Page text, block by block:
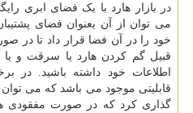
در بازار هارد با یک فضای ابری
می توان از آن بعنوان فضای
خود را در آن فضا قرار داد تا در
قبیل گم کردن هارد یا سرقت و
اطلاعات خود داشته باشید. در
قابلیتی موجود می باشد که می
گذاری کرد که در صورت مفقودی